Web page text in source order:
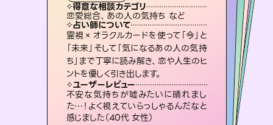
得意な相談カテゴリ
恋愛総合、あの人の気持ち など
占い師について
霊視×オラクルカードを使って「今」と
「未来」そして「気になるあの人の気持
ち」まで丁寧に読み解き、恋や人生のヒ
ントを優しく引き出します。
ユーザーレビュー
不安な気持ちが嘘みたいに晴れまし
た…！よく視えていらっしゃるんだなと
感じました（40代 女性）
得意な相談カテゴリ
恋愛総合、片想い、二人の未来 など
占い師について
復縁、恋愛、不倫の行方、同性愛や片
思い、仕事関係や借金問題まで知りた
いことや心の負担になっていることを
紐解き、背中をそっと押して導きます。
ユーザーレビュー
安心感のあり、言い切ってくれる所や濁
さない鑑定のおかげで、毎回自分の気
持ちを整えられます（30代 男性）
得意な相談カテゴリ
片想い、あの人の気持ち、復縁 など
占い師について
3,700年以上の歴史を持つ東洋最古の
占術「易占」で詳細まで占い、幸せへ向
かう道筋を示します。厳しい結果にも具
体的な対策をお伝えします。
ユーザーレビュー
複雑な背景もしっかり聞いて鑑定して
いただけました。気持ちが楽になりまし
た（50代 女性）
スピリチュアル・リーディング
得意な相談カテゴリ
片想い、あの人の気持ち、復縁 など
占い師について
恋愛のお悩みの中でも特に「曖昧な関係」の相談を得意としており、友達以上恋人未満なお相手との今後や本音を丁寧に読み解き恋愛成就へと導きます。
ユーザーレビュー
鑑定していただいてアドバイス通りに行
動すると仲が復活してきました。ありが
とうございました（40代 女性）
スピリチュアル・リーディング
得意な相談カテゴリ
出逢い、片想い、復縁 など
占い師について
未来には何パターンもの選択肢があり
ます。不安で視えにくくなっているあな
たの素敵な未来を見つけ、その未来を
選択できるようアドバイスします。
ユーザーレビュー
職場の人の性質や人間関係、本心など
本当によく視えていてびっくり。対策が
打てて前向きになれます（40代）
タロット
スピリチュアル・リーディング
得意な相談カテゴリ
片想い、二人の未来、年の差 など
占い師について
連絡再開、復縁、成就などの報告実績
多数。セラピストとして2万超の施術経
験があるからこそできる鑑定で、より良
い未来をサポートします。
ユーザーレビュー
とても心温まる鑑定でした。しかもこち
らは何も言っていないのに視えていらっ
しゃるんだなと驚きです（30代女性）